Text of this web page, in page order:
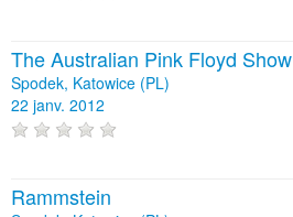
The Australian Pink Floyd Show
Spodek, Katowice (PL)
22 janv. 2012
Rammstein